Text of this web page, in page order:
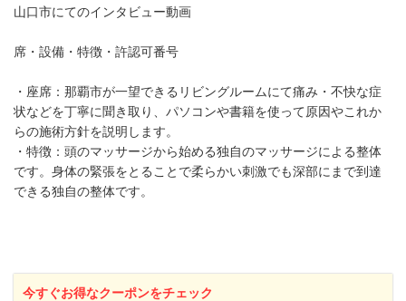
山口市にてのインタビュー動画
席・設備・特徴・許認可番号
・座席：那覇市が一望できるリビングルームにて痛み・不快な症
状などを丁寧に聞き取り、パソコンや書籍を使って原因やこれか
らの施術方針を説明します。
・特徴：頭のマッサージから始める独自のマッサージによる整体
です。身体の緊張をとることで柔らかい刺激でも深部にまで到達
できる独自の整体です。
今すぐお得なクーポンをチェック